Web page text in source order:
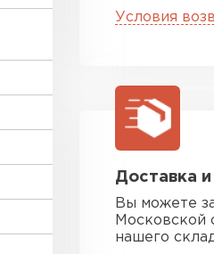
Условия
Доставка
Вы можете
Московской
нашего